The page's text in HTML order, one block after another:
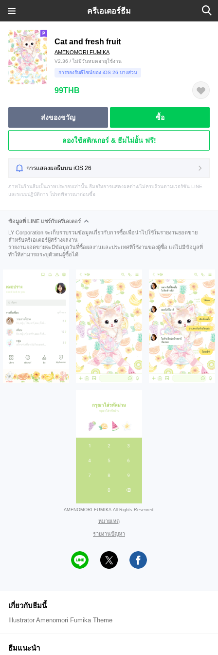
ครีเอเตอร์ธีม
Cat and fresh fruit
AMENOMORI FUMIKA
V2.36 / ไม่มีวันหมดอายุใช้งาน
การรองรับดีไซน์ของ iOS 26 บางส่วน
99THB
ส่งของขวัญ ซื้อ
ลองใช้สติกเกอร์ & ธีมไม่อั้น ฟรี!
การแสดงผลธีมบน iOS 26
ภาพในร้านธีมเป็นภาพประกอบเท่านั้น ธีมจริงอาจแสดงผลต่าง/ไม่ครบถ้วนตามเวอร์ชัน LINE
และระบบปฏิบัติการ โปรดพิจารณาก่อนซื้อ
ข้อมูลที่ LINE แชร์กับครีเอเตอร์
LY Corporation จะเก็บรวบรวมข้อมูลเกี่ยวกับการซื้อเพื่อนำไปใช้ในรายงานยอดขาย
สำหรับครีเอเตอร์ผู้สร้างผลงาน
รายงานยอดขายจะมีข้อมูลวันที่ซื้อผลงานและประเทศที่ใช้งานของผู้ซื้อ แต่ไม่มีข้อมูลที่
ทำให้สามารถระบุตัวตนผู้ซื้อได้
AMENOMORI FUMIKA All Rights Reserved.
หมายเหตุ
รายงานปัญหา
เกี่ยวกับธีมนี้
Illustrator Amenomori Fumika Theme
ธีมแนะนำ